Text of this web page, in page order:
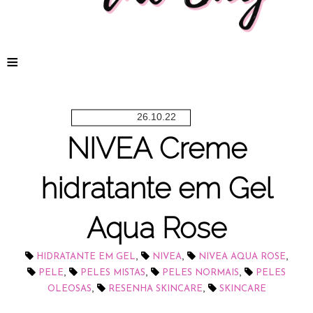
≡
26.10.22
NIVEA Creme
hidratante em Gel
Aqua Rose
HIDRATANTE EM GEL, NIVEA, NIVEA AQUA ROSE,
PELE, PELES MISTAS, PELES NORMAIS,
PELES
OLEOSAS, RESENHA SKINCARE, SKINCARE